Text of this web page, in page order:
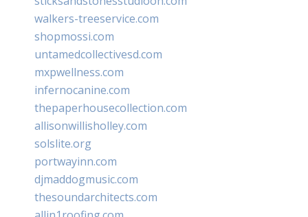
walkers-treeservice.com
shopmossi.com
untamedcollectivesd.com
mxpwellness.com
infernocanine.com
thepaperhousecollection.com
allisonwillisholley.com
solslite.org
portwayinn.com
djmaddogmusic.com
thesoundarchitects.com